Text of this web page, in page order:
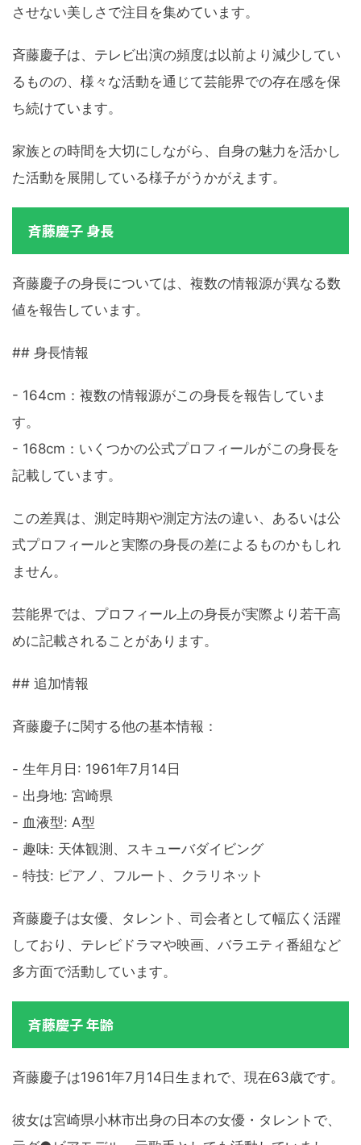
させない美しさで注目を集めています。
斉藤慶子は、テレビ出演の頻度は以前より減少してい
るものの、様々な活動を通じて芸能界での存在感を保
ち続けています。
家族との時間を大切にしながら、自身の魅力を活かし
た活動を展開している様子がうかがえます。
斉藤慶子 身長
斉藤慶子の身長については、複数の情報源が異なる数
値を報告しています。
## 身長情報
- 164cm：複数の情報源がこの身長を報告していま
す。
- 168cm：いくつかの公式プロフィールがこの身長を
記載しています。
この差異は、測定時期や測定方法の違い、あるいは公
式プロフィールと実際の身長の差によるものかもしれ
ません。
芸能界では、プロフィール上の身長が実際より若干高
めに記載されることがあります。
## 追加情報
斉藤慶子に関する他の基本情報：
- 生年月日: 1961年7月14日
- 出身地: 宮崎県
- 血液型: A型
- 趣味: 天体観測、スキューバダイビング
- 特技: ピアノ、フルート、クラリネット
斉藤慶子は女優、タレント、司会者として幅広く活躍
しており、テレビドラマや映画、バラエティ番組など
多方面で活動しています。
斉藤慶子 年齢
斉藤慶子は1961年7月14日生まれで、現在63歳です。
彼女は宮崎県小林市出身の日本の女優・タレントで、